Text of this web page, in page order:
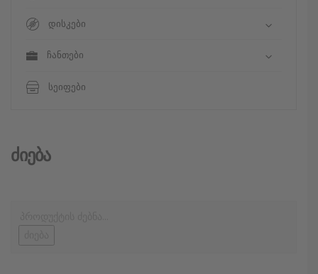
დისკები
ჩანთები
სეიფები
Ძიება